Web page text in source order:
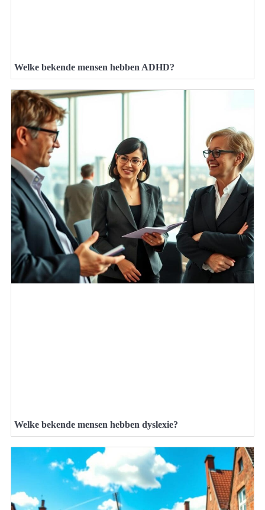
Welke bekende mensen hebben ADHD?
Welke bekende mensen hebben dyslexie?